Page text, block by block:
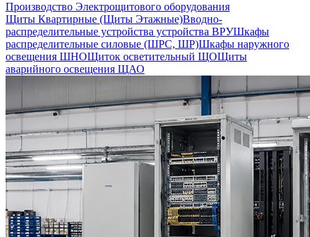
Производство Электрощитового оборудования
Щиты Квартирные (Щиты Этажные)Вводно-
распределительные устройства устройства ВРУШкафы
распределительные силовые (ШРС, ШР)Шкафы наружного
освещения ШНОЩиток осветительный ЩОЩиты
аварийного освещения ЩАО